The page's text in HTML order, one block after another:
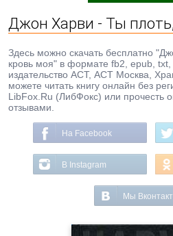
Джон Харви - Ты
Здесь можно скачать бесплатно
кровь моя" в формате fb2, epub,
издательство АСТ, АСТ Москва,
можете читать книгу онлайн без
LibFox.Ru (ЛибФокс) или прочесть
отзывами.
На Facebook
В Instagram
Мы